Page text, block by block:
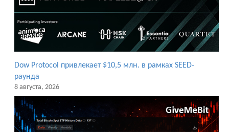
Dow Protocol привлекает $10,5 млн. в рамках SEED-
раунда
8 августа, 2026